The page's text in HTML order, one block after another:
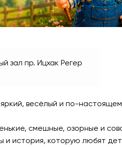
зал пр. Ицхак Регер
весёлый и по-
смешные, озорные и
история, которую любят